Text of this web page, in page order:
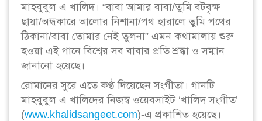
মাহবুবুল এ খালিদ। “বাবা আমার বাবা/তুমি বটবৃক্ষ
ছায়া/অন্ধকারে আলোর নিশানা/পথ হারালে তুমি পথের
ঠিকানা/বাবা তোমার নেই তুলনা” এমন কথামালায় শুরু
হওয়া এই গানে বিশ্বের সব বাবার প্রতি শ্রদ্ধা ও সম্মান
জানানো হয়েছে।
রোমানের সুরে এতে কণ্ঠ দিয়েছেন সংগীতা। গানটি
মাহবুবুল এ খালিদের নিজস্ব ওয়েবসাইট ‘খালিদ সংগীত’
(www.khalidsangeet.com)-এ প্রকাশিত হয়েছে।